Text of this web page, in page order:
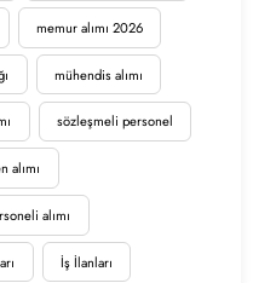
memur alımı 2026
mühendis alımı
sözleşmeli personel
alımı
alımı
İş İlanları